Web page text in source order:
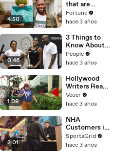
n or
Disinformatio
n’ Amongst
All Social
Media
Platforms
4:50
that are
changing the
world: From
Chobani
Fortune
hace 3 años
0:46
3 Things to
Know About
Coco Gauff's
Parents
People
hace 3 años
1:09
Hollywood
Writers Reach
‘Tentative
Agreement’
After 146 Day
Strike
Veuer
hace 3 años
2:01
NHA
Customers in
Limbo as
Company
SportsGrid
hace 3 años